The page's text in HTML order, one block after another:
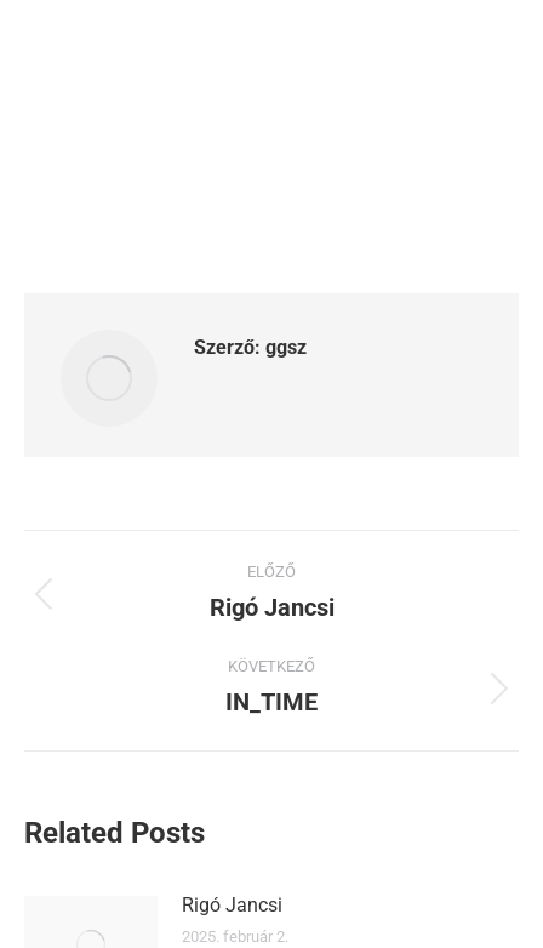
Szerző: ggsz
ELŐZŐ
Rigó Jancsi
KÖVETKEZŐ
IN_TIME
Related Posts
Rigó Jancsi
2025. február 2.